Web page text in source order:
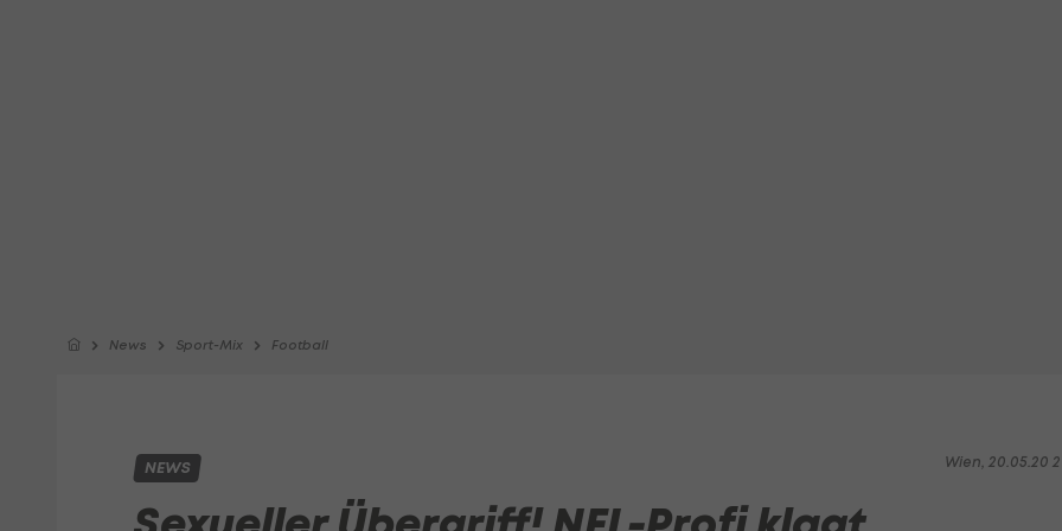
News Sport-Mix Football
Wien, 20.05.20
NEWS